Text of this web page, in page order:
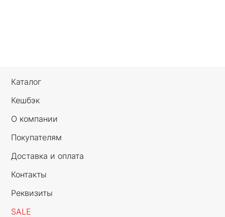
Каталог
Кешбэк
О компании
Покупателям
Доставка и оплата
Контакты
Реквизиты
SALE